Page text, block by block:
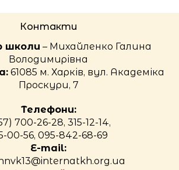
Контакти
школи – Михайленко Галина
Володимирівна
61085 м. Харків, вул. Академіка
Проскури, 7
Телефони:
700-26-28, 315-12-14,
00-56, 095-842-68-69
E-mail: